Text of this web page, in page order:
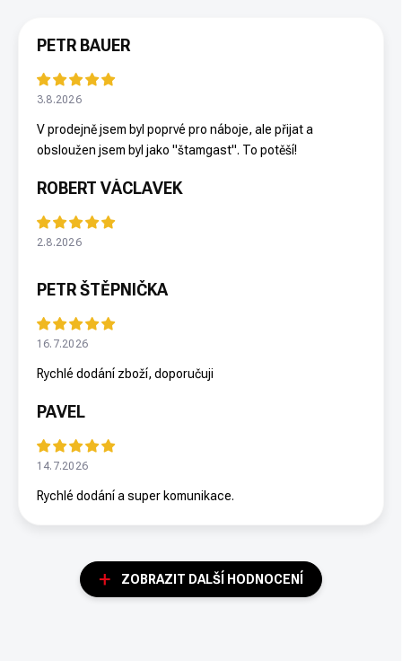
PETR BAUER
3.8.2026
V prodejně jsem byl poprvé pro náboje, ale přijat a
obsloužen jsem byl jako "štamgast". To potěší!
ROBERT VÁCLAVEK
2.8.2026
PETR ŠTĚPNIČKA
16.7.2026
Rychlé dodání zboží, doporučuji
PAVEL
14.7.2026
Rychlé dodání a super komunikace.
ZOBRAZIT DALŠÍ HODNOCENÍ